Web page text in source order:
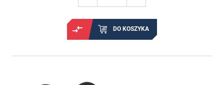
DO KOSZYKA